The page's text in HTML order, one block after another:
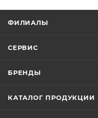
ФИЛИАЛЫ
СЕРВИС
БРЕНДЫ
КАТАЛОГ ПРОДУКЦИИ